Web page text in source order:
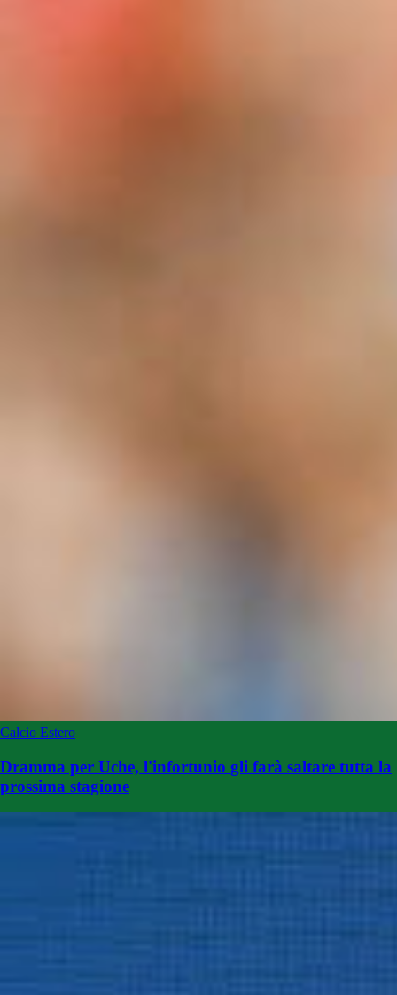
Calcio Estero
Dramma per Uche, l'infortunio gli farà saltare tutta la
prossima stagione